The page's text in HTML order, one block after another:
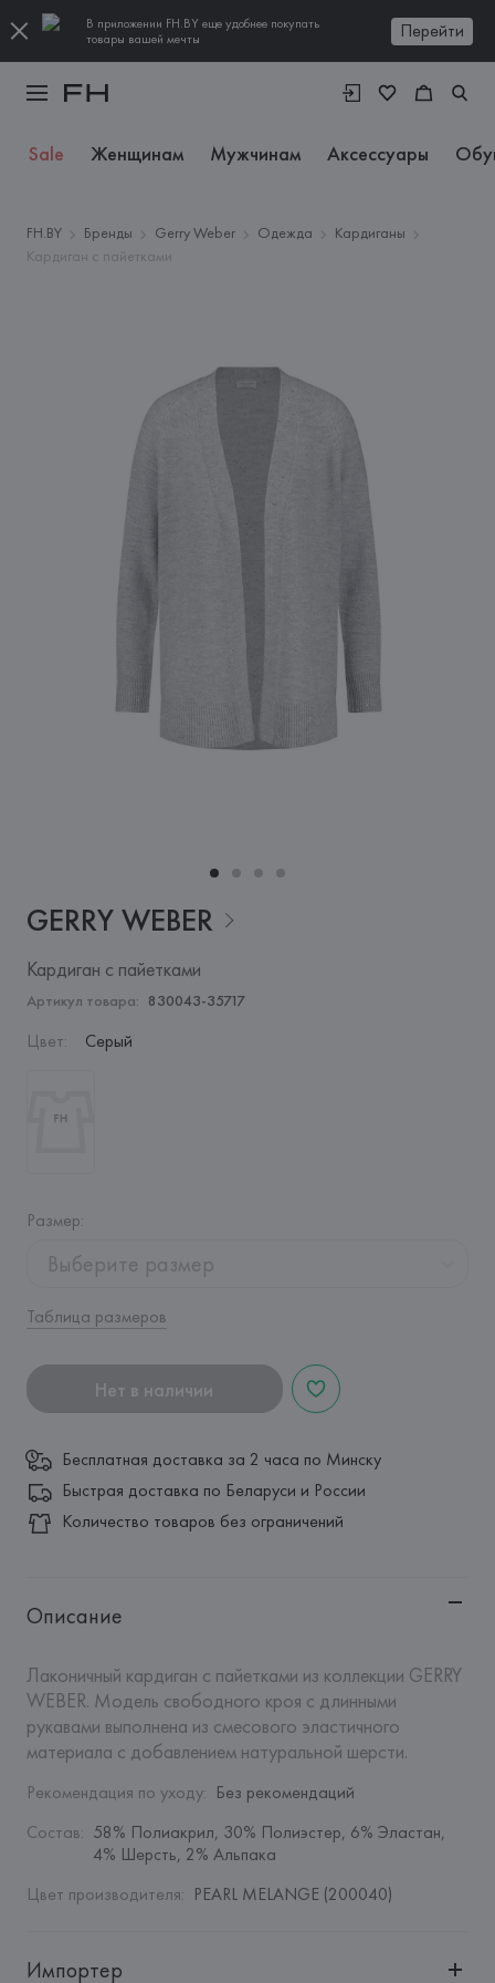
В приложении FH.BY еще удобнее покупать
товары вашей мечты
Перейти
Sale Женщинам Мужчинам Аксессуары
FH.BY Бренды Gerry Weber Одежда
Кардиганы
Кардиган с пайетками
GERRY WEBER
Кардиган с пайетками
Артикул товара: 830043-35717
Цвет: Серый
Размер:
Выберите размер
Таблица размеров
Нет в наличии
Бесплатная доставка за 2 часа по Минску
Быстрая доставка по Беларуси и России
Количество товаров без ограничений
Описание
Лаконичный кардиган с пайетками из коллекции GERRY
WEBER. Модель свободного кроя с длинными
рукавами выполнена из смесового эластичного
материала с добавлением натуральной шерсти.
Рекомендация по уходу: Без рекомендаций
Состав: 58% Полиакрил, 30% Полиэстер, 6% Эластан,
4% Шерсть, 2% Альпака
Цвет производителя: PEARL MELANGE (200040)
Импортер